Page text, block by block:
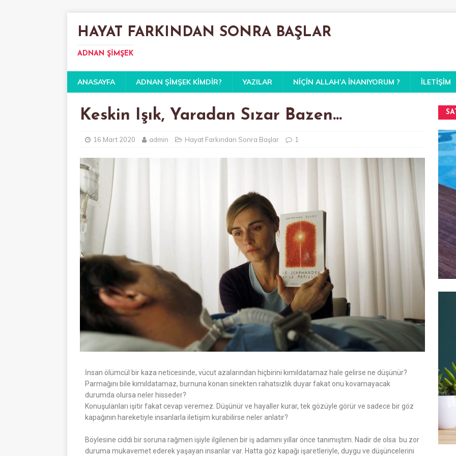
HAYAT FARKINDAN SONRA BAŞLAR
ADNAN ŞIMŞEK
ANASAYFA ADNAN ŞIMŞEK KIMDIR? YAZILAR NIÇIN ALLAH’A İNANIYORUM ? İLETIŞIM
Keskin Işık, Yaradan Sızar Bazen…
16 Mart 2020 admin Hayat Farkından Sonra Başlar 1
İnsan ölümcül bir kaza neticesinde, vücut azalarından hiçbirini kımıldatamaz hale gelirse ne düşünür?
Parmağını bile kımıldatamaz, burnuna konan sinekten rahatsızlık duyar fakat onu kovamayacak
durumda olursa neler hisseder?
Konuşulanları işitir fakat cevap veremez. Düşünür ve hayaller kurar, tek gözüyle görür ve sadece bir göz
kapağının hareketiyle insanlarla iletişim kurabilirse neler anlatır?
Böylesine ciddi bir soruna rağmen işiyle ilgilenen bir iş adamını yıllar önce tanımıştım. Nadir de olsa bu zor
duruma mukavemet ederek yaşayan insanlar var. Hatta göz kapağı işaretleriyle, duygu ve düşüncelerini